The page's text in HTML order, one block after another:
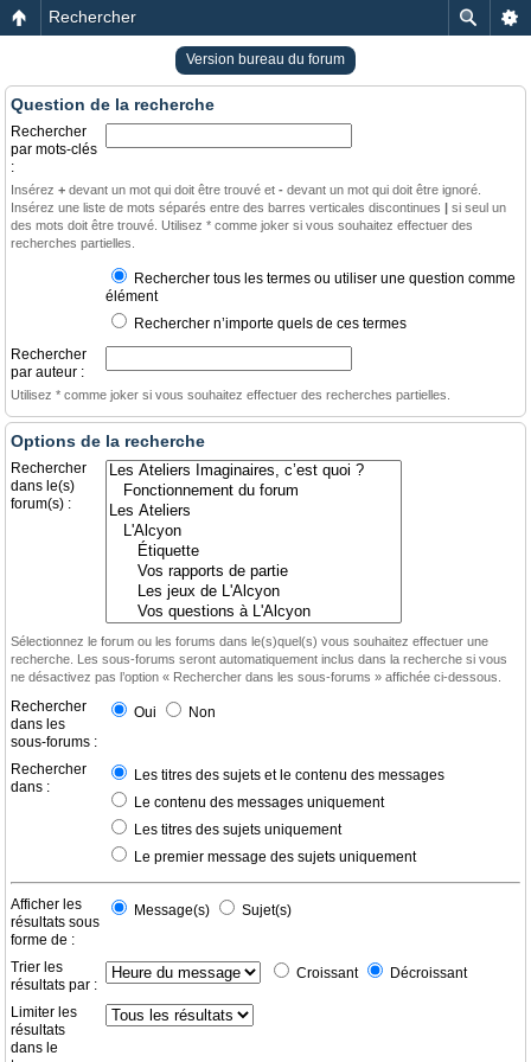
Rechercher
Version bureau du forum
Question de la recherche
Rechercher
par mots-clés
:
Insérez + devant un mot qui doit être trouvé et - devant un mot qui doit être ignoré.
Insérez une liste de mots séparés entre des barres verticales discontinues | si seul un
des mots doit être trouvé. Utilisez * comme joker si vous souhaitez effectuer des
recherches partielles.
Rechercher tous les termes ou utiliser une question comme
élément
Rechercher n’importe quels de ces termes
Rechercher
par auteur :
Utilisez * comme joker si vous souhaitez effectuer des recherches partielles.
Options de la recherche
Rechercher
dans le(s)
forum(s) :
Sélectionnez le forum ou les forums dans le(s)quel(s) vous souhaitez effectuer une
recherche. Les sous-forums seront automatiquement inclus dans la recherche si vous
ne désactivez pas l’option « Rechercher dans les sous-forums » affichée ci-dessous.
Rechercher
dans les
sous-forums :
Oui Non
Rechercher
dans :
Les titres des sujets et le contenu des messages
Le contenu des messages uniquement
Les titres des sujets uniquement
Le premier message des sujets uniquement
Afficher les
résultats sous
forme de :
Message(s) Sujet(s)
Trier les
résultats par :
Croissant Décroissant
Limiter les
résultats
dans le